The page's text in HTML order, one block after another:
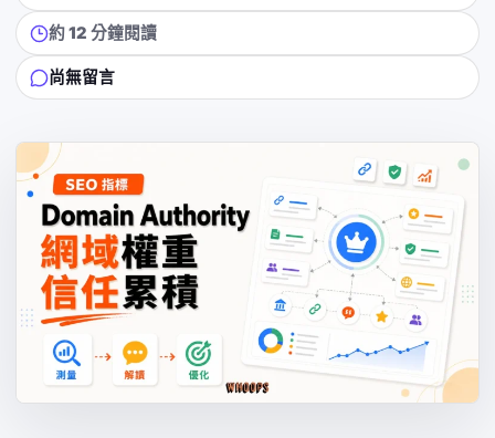
約 12 分鐘閱讀
尚無留言